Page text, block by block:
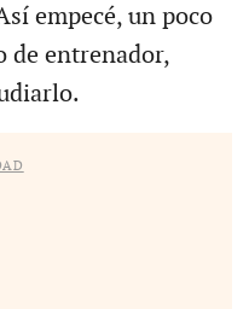
empecé, un poco
de entrenador,